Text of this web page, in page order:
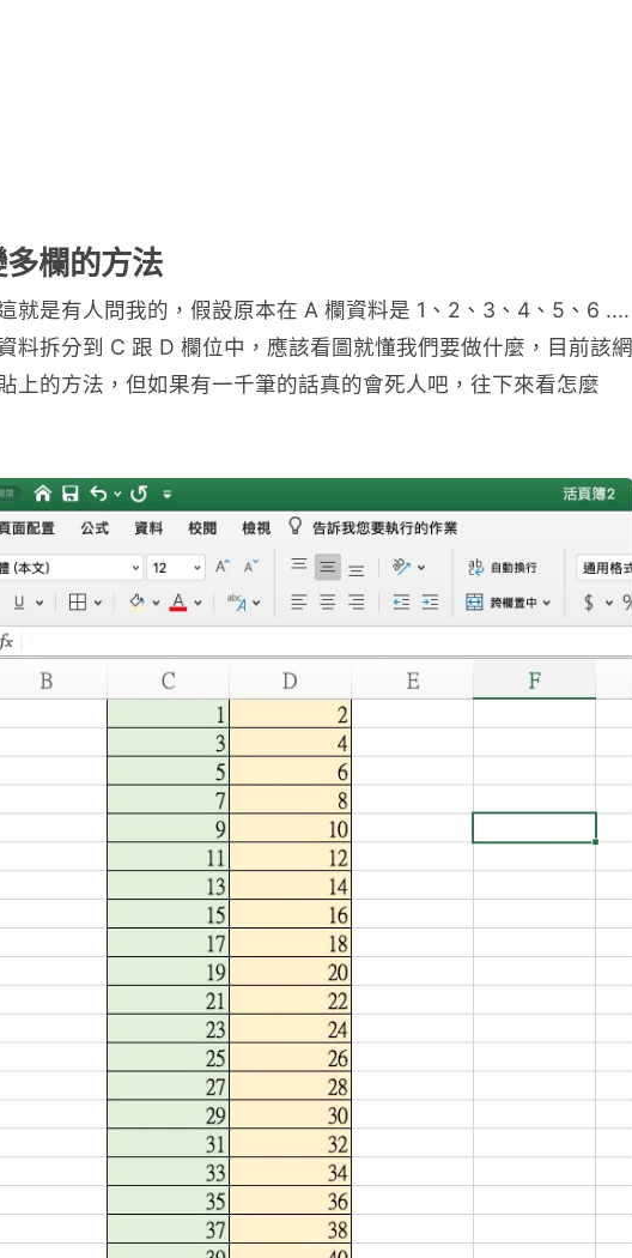
欄的方法
就是有人問我的，假設原本在 A 欄資料是 1、2、3、4、5、6 ....
料拆分到 C 跟 D 欄位中，應該看圖就懂我們要做什麼，目前該網
上的方法，但如果有一千筆的話真的會死人吧，往下來看怎麼